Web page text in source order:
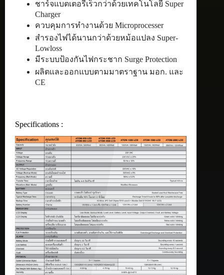
ชาร์จแบตเตอรี่เร็วกว่าด้วยเทคโนโลยี Super
Charger
ควบคุมการทำงานด้วย Microprocesser
สำรองไฟได้นานกว่าด้วยหม้อแปลง Super-
Lowloss
มีระบบป้องกันไฟกระชาก Surge Protection
ผลิตและออกแบบตามมาตราฐาน มอก. และ
CE
Specifications :